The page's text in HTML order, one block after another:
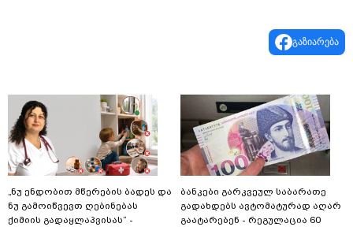
გაზიარება
„ნუ ენდობით მწერების ბადეს და
ნუ გამოიწვევთ ღებინებას
ქიმიის გადაყლაპვისას“ -
ბანკები გარკვეულ საბარათე
გადახდებს ავტომატურად აღარ
გაატარებენ - რეგულაცია 60